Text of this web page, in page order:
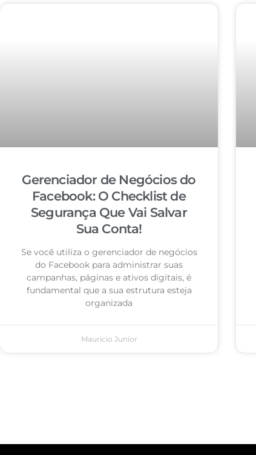
Gerenciador de Negócios do
Facebook: O Checklist de
Segurança Que Vai Salvar
Sua Conta!
Se você utiliza o gerenciador de negócios
do Facebook para administrar suas
campanhas, páginas e ativos digitais, é
fundamental que a sua estrutura esteja
organizada
Mauricio Junior